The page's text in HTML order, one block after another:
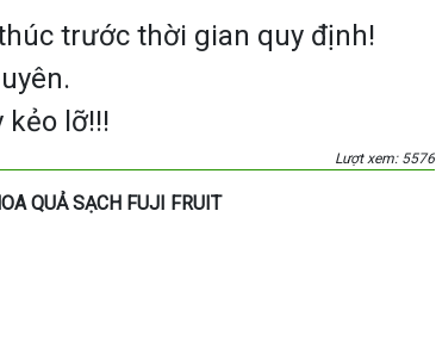
trước thời gian quy định!
kẻo lỡ!!!
Lượt xem: 5576
QUẢ SẠCH FUJI FRUIT